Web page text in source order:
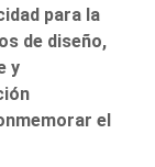
para la
de diseño,
y
el